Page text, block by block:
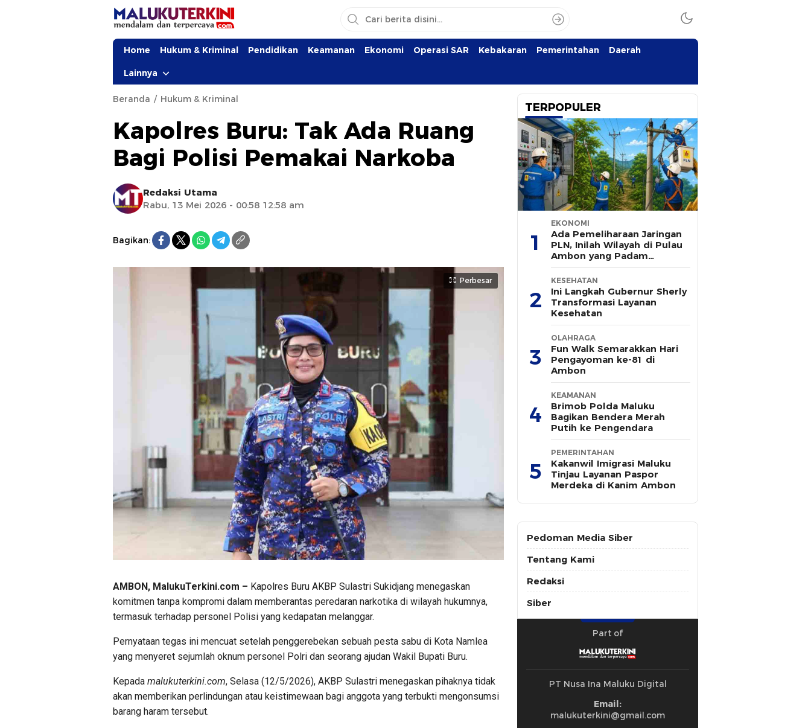
Home Hukum & Kriminal Pendidikan Keamanan Ekonomi Operasi SAR Kebakaran Pemerintahan Daerah
Lainnya
Beranda Hukum & Kriminal
Kapolres Buru: Tak Ada Ruang
Bagi Polisi Pemakai Narkoba
Redaksi Utama
Rabu, 13 Mei 2026 - 00:58 12:58 am
Bagikan:
Perbesar
AMBON, MalukuTerkini.com – Kapolres Buru AKBP Sulastri Sukidjang menegaskan
komitmen tanpa kompromi dalam memberantas peredaran narkotika di wilayah hukumnya,
termasuk terhadap personel Polisi yang kedapatan melanggar.
Pernyataan tegas ini mencuat setelah penggerebekan sebuah pesta sabu di Kota Namlea
yang menyeret sejumlah oknum personel Polri dan seorang ajudan Wakil Bupati Buru.
Kepada malukuterkini.com, Selasa (12/5/2026), AKBP Sulastri menegaskan pihaknya tidak
akan memberikan perlindungan atau keistimewaan bagi anggota yang terbukti mengonsumsi
barang haram tersebut.
TERPOPULER
1
EKONOMI
Ada Pemeliharaan Jaringan
PLN, Inilah Wilayah di Pulau
Ambon yang Padam
Sementara 8 Agustus 2026
2
KESEHATAN
Ini Langkah Gubernur Sherly
Transformasi Layanan
Kesehatan
3
OLAHRAGA
Fun Walk Semarakkan Hari
Pengayoman ke-81 di
Ambon
4
KEAMANAN
Brimob Polda Maluku
Bagikan Bendera Merah
Putih ke Pengendara
5
PEMERINTAHAN
Kakanwil Imigrasi Maluku
Tinjau Layanan Paspor
Merdeka di Kanim Ambon
Pedoman Media Siber
Tentang Kami
Redaksi
Siber
Part of
PT Nusa Ina Maluku Digital
Email:
malukuterkini@gmail.com